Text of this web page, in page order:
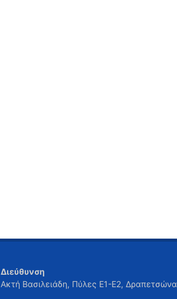
Διεύθυνση
Ακτή Βασιλειάδη, Πύλες Ε1-Ε2, Δραπετσώνα